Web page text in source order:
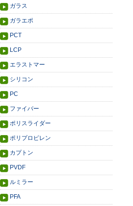
ガラス
ガラエポ
PCT
LCP
エラストマー
シリコン
PC
ファイバー
ポリスライダー
ポリプロピレン
カプトン
PVDF
ルミラー
PFA